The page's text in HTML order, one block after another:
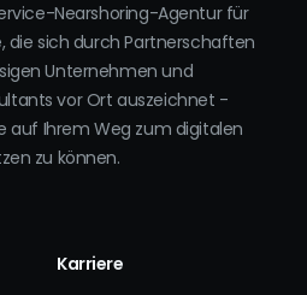
Nearshoring-Agentur für
die sich durch Partnerschaften
Unternehmen und
vor Ort auszeichnet -
auf Ihrem Weg zum digitalen
zu können.
Karriere